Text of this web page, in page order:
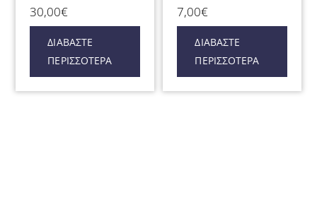
30,00€
ΔΙΑΒΆΣΤΕ
ΠΕΡΙΣΣΌΤΕΡΑ
7,00€
ΔΙΑΒΆΣΤΕ
ΠΕΡΙΣΣΌΤΕΡΑ